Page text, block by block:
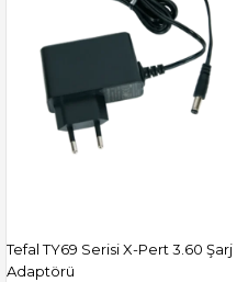
Tefal TY69 Serisi X-Pert 3.60 Şarj
Adaptörü